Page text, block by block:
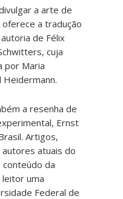
a arte de
a tradução
de Félix
cuja
por Maria
Heidermann.
a resenha de
Ernst
Artigos,
atuais do
da
uma
Federal de